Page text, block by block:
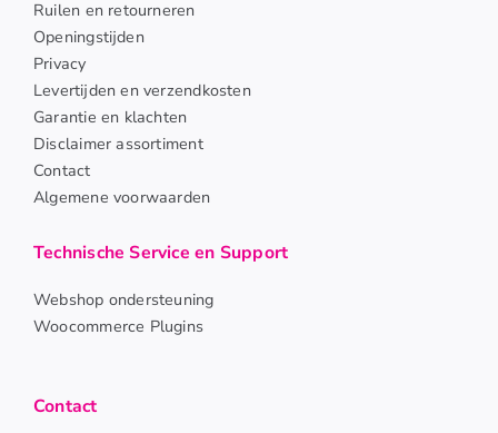
Ruilen en retourneren
Openingstijden
Privacy
Levertijden en verzendkosten
Garantie en klachten
Disclaimer assortiment
Contact
Algemene voorwaarden
Technische Service en Support
Webshop ondersteuning
Woocommerce Plugins
Contact